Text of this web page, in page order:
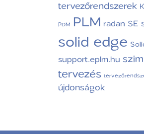
tervezőrendszerek
PDM PLM radan SE
solid edge
support.eplm.hu
tervezés
újdonságok